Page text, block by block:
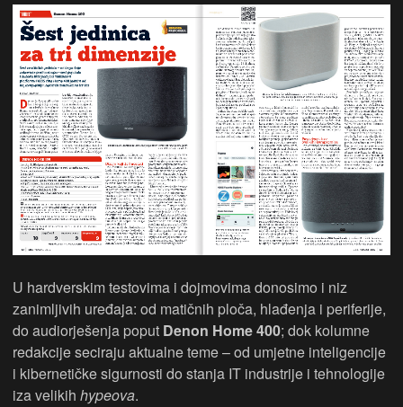
U hardverskim testovima i dojmovima donosimo i niz
zanimljivih uređaja: od matičnih ploča, hlađenja i periferije,
do audiorješenja poput Denon Home 400; dok kolumne
redakcije seciraju aktualne teme – od umjetne inteligencije
i kibernetičke sigurnosti do stanja IT industrije i tehnologije
iza velikih hypeova.